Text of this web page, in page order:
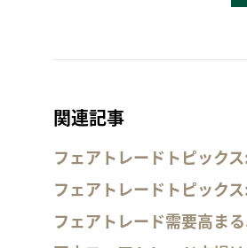
関連記事
フェアトレードトピック
フェアトレードトピック
フェアトレード需要高ま